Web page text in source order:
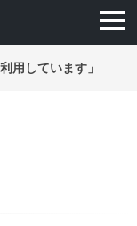
用しています」